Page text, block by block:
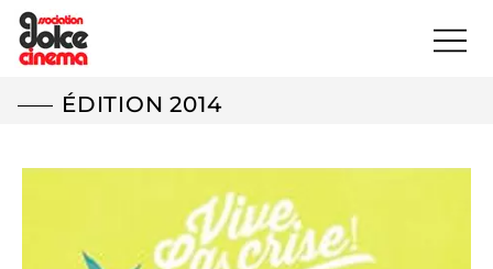
ÉDITION 2014